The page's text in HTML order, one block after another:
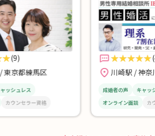
馬区
ー資格
(40)
川崎駅 / 神奈川県川
キャッシュレス
オンライン面談
カウンセラー